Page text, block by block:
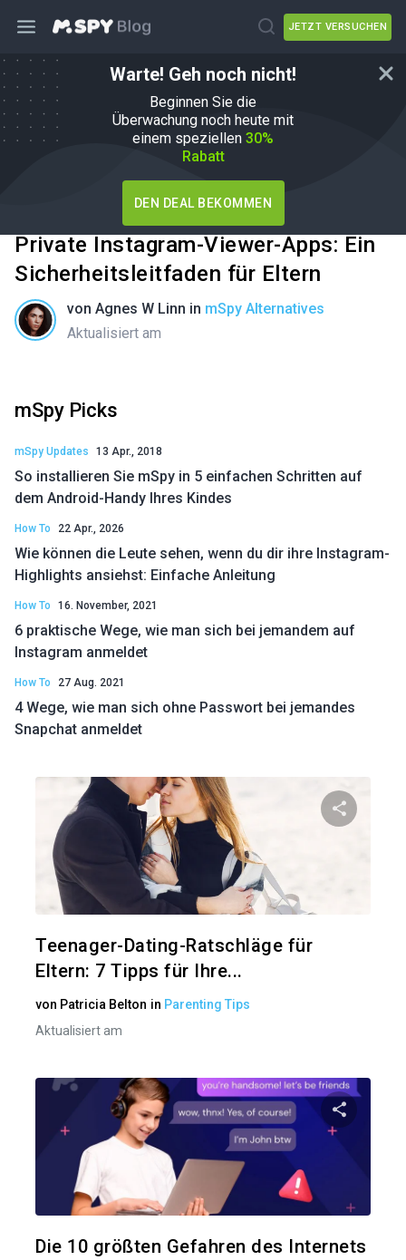
JETZT VERSUCHEN
Warte! Geh noch nicht!
Beginnen Sie die
Überwachung noch heute mit
einem speziellen 30%
Rabatt
DEN DEAL BEKOMMEN
Private Instagram-Viewer-Apps: Ein
Sicherheitsleitfaden für Eltern
von Agnes W Linn in mSpy Alternatives
Aktualisiert am
mSpy Picks
mSpy Updates 13 Apr., 2018
So installieren Sie mSpy in 5 einfachen Schritten auf
dem Android-Handy Ihres Kindes
How To 22 Apr., 2026
Wie können die Leute sehen, wenn du dir ihre Instagram-
Highlights ansiehst: Einfache Anleitung
How To 16. November, 2021
6 praktische Wege, wie man sich bei jemandem auf
Instagram anmeldet
How To 27 Aug. 2021
4 Wege, wie man sich ohne Passwort bei jemandes
Snapchat anmeldet
Teenager-Dating-Ratschläge für
Eltern: 7 Tipps für Ihre...
von Patricia Belton in Parenting Tips
Aktualisiert am
Die 10 größten Gefahren des Internets